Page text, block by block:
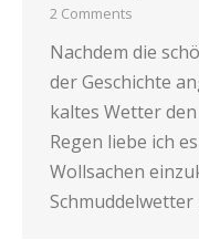
2 Comments
Nachdem die
der Geschichte
kaltes Wetter
Regen liebe ich
Wollsachen
Schmuddelwetter